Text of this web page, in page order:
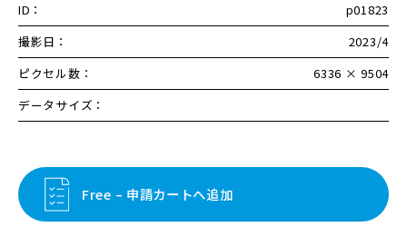
ID：
p01823
撮影日：
2023/4
ピクセル数：
6336 × 9504
データサイズ：
Free – 申請カートへ追加